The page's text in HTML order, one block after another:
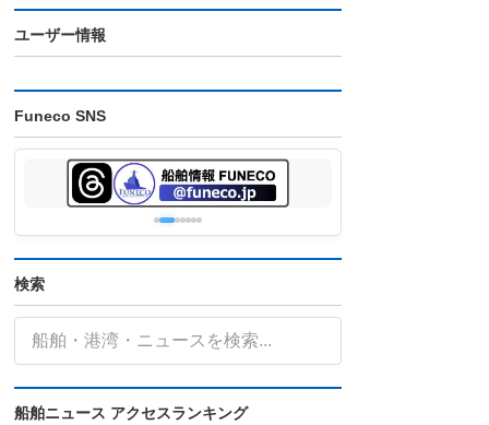
ユーザー情報
Funeco SNS
検索
船舶ニュース アクセスランキング